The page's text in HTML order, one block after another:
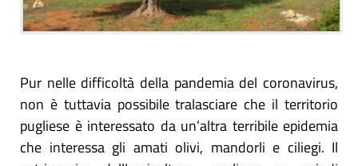
Pur nelle difficoltà della pandemia del coronavirus,
non è tuttavia possibile tralasciare che il territorio
pugliese è interessato da un’altra terribile epidemia
che interessa gli amati olivi, mandorli e ciliegi. Il